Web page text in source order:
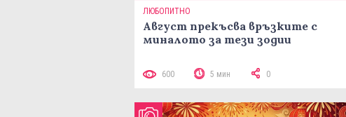
ЛЮБОПИТНО
Август прекъсва връзките с
миналото за тези зодии
600 5 мин 0